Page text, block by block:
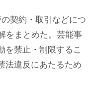
契約・取引などにつ
をまとめた。芸能事
を禁止・制限するこ
法違反にあたるため